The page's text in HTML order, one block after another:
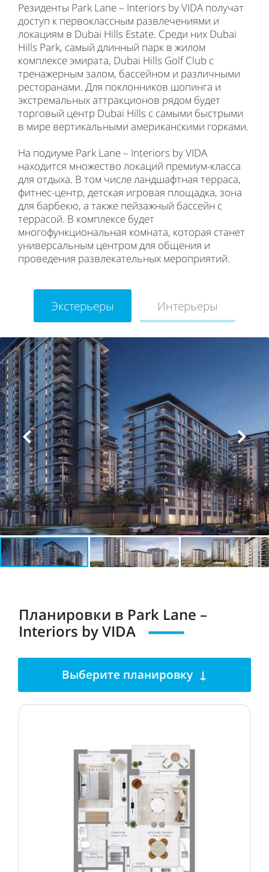
Резиденты Park Lane – Interiors by VIDA получат
доступ к первоклассным развлечениями и
локациям в Dubai Hills Estate. Среди них Dubai
Hills Park, самый длинный парк в жилом
комплексе эмирата, Dubai Hills Golf Club с
тренажерным залом, бассейном и различными
ресторанами. Для поклонников шопинга и
экстремальных аттракционов рядом будет
торговый центр Dubai Hills с самыми быстрыми
в мире вертикальными американскими горками.
На подиуме Park Lane – Interiors by VIDA
находится множество локаций премиум-класса
для отдыха. В том числе ландшафтная терраса,
фитнес-центр, детская игровая площадка, зона
для барбекю, а также пейзажный бассейн с
террасой. В комплексе будет
многофункциональная комната, которая станет
универсальным центром для общения и
проведения развлекательных мероприятий.
Экстерьеры Интерьеры
Планировки в Park Lane –
Interiors by VIDA
Выберите планировку ↓